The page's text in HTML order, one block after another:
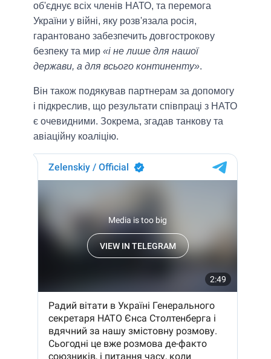
об'єднує всіх членів НАТО, та перемога
України у війні, яку розв'язала росія,
гарантовано забезпечить довгострокову
безпеку та мир «і не лише для нашої
держави, а для всього континенту».
Він також подякував партнерам за допомогу
і підкреслив, що результати співпраці з НАТО
є очевидними. Зокрема, згадав танкову та
авіаційну коаліцію.